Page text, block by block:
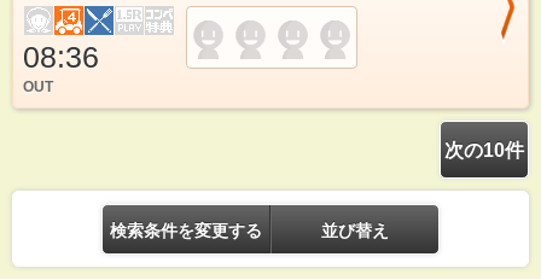
08:36
OUT
次の10件
検索条件を変更する 並び替え